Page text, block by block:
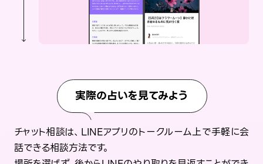
実際の占いを見てみよう
チャット相談は、LINEアプリのトークルーム上で手軽に会
話できる相談方法です。